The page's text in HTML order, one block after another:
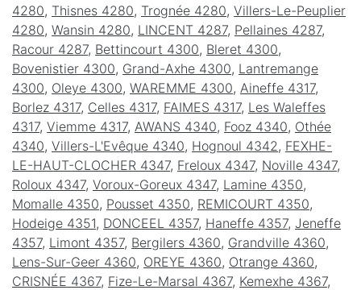
4280, Thisnes 4280, Trognée 4280, Villers-Le-Peuplier
4280, Wansin 4280, LINCENT 4287, Pellaines 4287,
Racour 4287, Bettincourt 4300, Bleret 4300,
Bovenistier 4300, Grand-Axhe 4300, Lantremange
4300, Oleye 4300, WAREMME 4300, Aineffe 4317,
Borlez 4317, Celles 4317, FAIMES 4317, Les Waleffes
4317, Viemme 4317, AWANS 4340, Fooz 4340, Othée
4340, Villers-L'Evêque 4340, Hognoul 4342 , FEXHE-
LE-HAUT-CLOCHER 4347, Freloux 4347, Noville 4347,
Roloux 4347, Voroux-Goreux 4347, Lamine 4350,
Momalle 4350, Pousset 4350, REMICOURT 4350,
Hodeige 4351, DONCEEL 4357, Haneffe 4357, Jeneffe
4357, Limont 4357, Bergilers 4360, Grandville 4360,
Lens-Sur-Geer 4360, OREYE 4360, Otrange 4360,
CRISNÉE 4367, Fize-Le-Marsal 4367, Kemexhe 4367,